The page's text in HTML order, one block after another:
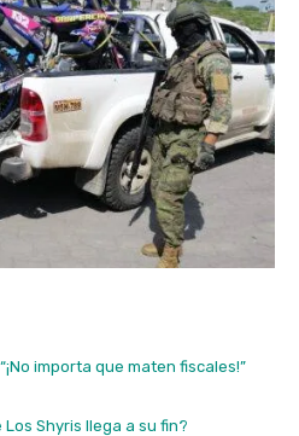
importa que maten fiscales!”
Shyris llega a su fin?